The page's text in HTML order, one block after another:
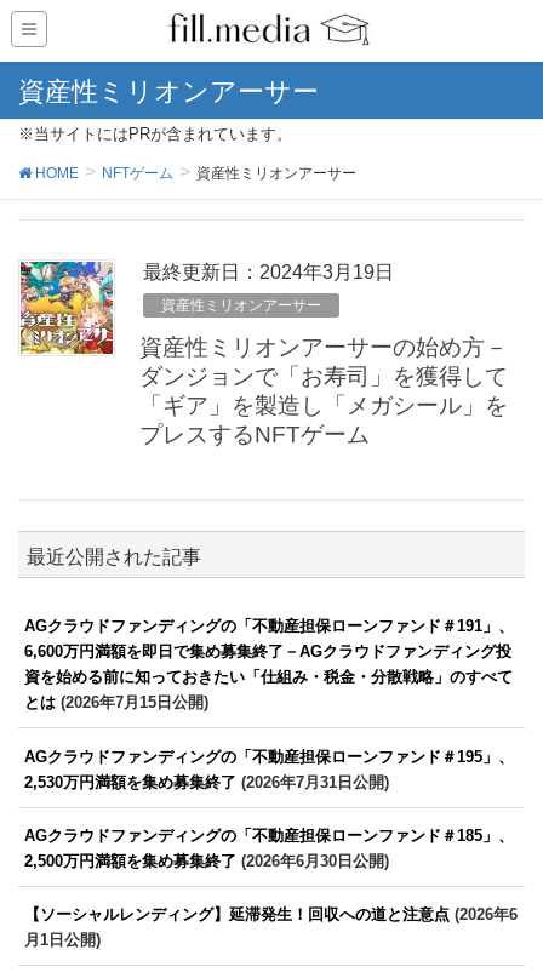
資産性ミリオンアーサー
※当サイトにはPRが含まれています。
HOME NFTゲーム 資産性ミリオンアーサー
最終更新日：2024年3月19日
資産性ミリオンアーサー
資産性ミリオンアーサーの始め方－
ダンジョンで「お寿司」を獲得して
「ギア」を製造し「メガシール」を
プレスするNFTゲーム
最近公開された記事
AGクラウドファンディングの「不動産担保ローンファンド＃191」、
6,600万円満額を即日で集め募集終了－AGクラウドファンディング投
資を始める前に知っておきたい「仕組み・税金・分散戦略」のすべて
とは (2026年7月15日公開)
AGクラウドファンディングの「不動産担保ローンファンド＃195」、
2,530万円満額を集め募集終了 (2026年7月31日公開)
AGクラウドファンディングの「不動産担保ローンファンド＃185」、
2,500万円満額を集め募集終了 (2026年6月30日公開)
【ソーシャルレンディング】延滞発生！回収への道と注意点 (2026年6
月1日公開)